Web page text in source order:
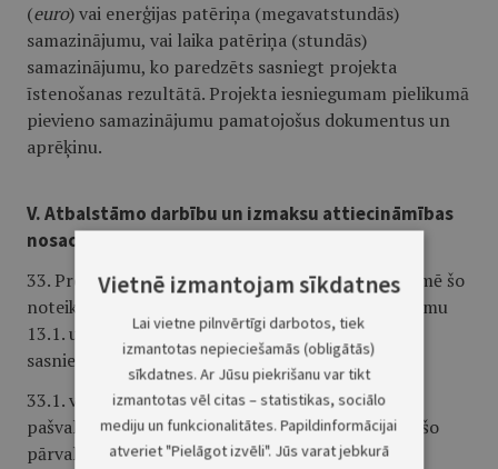
(euro) vai enerģijas patēriņa (megavatstundās)
samazinājumu, vai laika patēriņa (stundās)
samazinājumu, ko paredzēts sasniegt projekta
īstenošanas rezultātā. Projekta iesniegumam pielikumā
pievieno samazinājumu pamatojošus dokumentus un
aprēķinu.
V. Atbalstāmo darbību un izmaksu attiecināmības
nosacījumi
33. Projektā iekļauj atbalstāmās darbības, kas sekmē šo
noteikumu 8. punktā minētā mērķa un šo noteikumu
13.1. un 13.2. apakšpunktā ​​​​​​​noteikto rādītāju
sasniegšanu:
33.1. viedā risinājuma attīstīšana un ieviešana
pašvaldības autonomo funkciju un no tām izrietošo
pārvaldes uzdevumu izpildē;
Vietnē izmantojam sīkdatnes
Lai vietne pilnvērtīgi darbotos, tiek
izmantotas nepieciešamās (obligātās)
sīkdatnes. Ar Jūsu piekrišanu var tikt
izmantotas vēl citas – statistikas, sociālo
mediju un funkcionalitātes. Papildinformācijai
atveriet "Pielāgot izvēli". Jūs varat jebkurā